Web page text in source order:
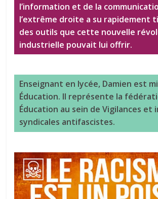
l’information et de la
l’extrême droite a su rapidement
des outils que cette nouvelle
industrielle pouvait lui offrir.
Enseignant en lycée, Damien est
Éducation. Il représente la
Éducation au sein de Vigilances et
syndicales antifascistes.